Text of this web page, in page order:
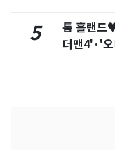
5
톰 홀랜드
더맨4'·'